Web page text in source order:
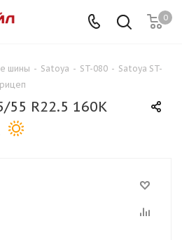
0
шины - Satoya - ST-080 - Satoya ST-
55 R22.5 160K